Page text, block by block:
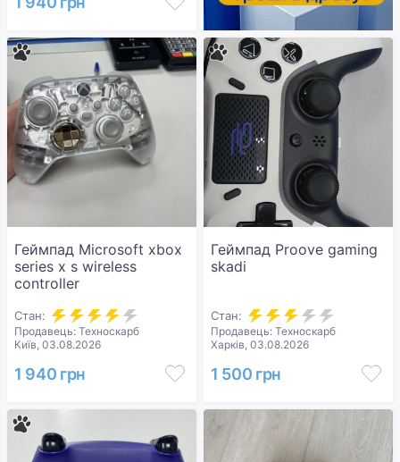
Геймпад Microsoft xbox
series x s wireless
controller
Стан:
Продавець: Техноскарб
Київ, 03.08.2026
1 940 грн
Геймпад Proove gaming
skadi
Стан:
Продавець: Техноскарб
Харків, 03.08.2026
1 500 грн